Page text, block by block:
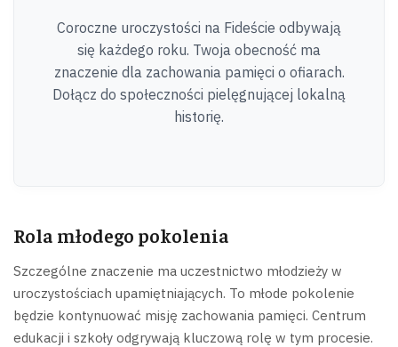
Coroczne uroczystości na Fideście odbywają
się każdego roku. Twoja obecność ma
znaczenie dla zachowania pamięci o ofiarach.
Dołącz do społeczności pielęgnującej lokalną
historię.
Rola młodego pokolenia
Szczególne znaczenie ma uczestnictwo młodzieży w
uroczystościach upamiętniających. To młode pokolenie
będzie kontynuować misję zachowania pamięci. Centrum
edukacji i szkoły odgrywają kluczową rolę w tym procesie.